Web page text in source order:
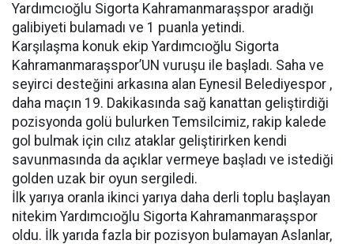
Yardımcıoğlu Sigorta Kahramanmaraşspor aradığı
galibiyeti bulamadı ve 1 puanla yetindi.
Karşılaşma konuk ekip Yardımcıoğlu Sigorta
Kahramanmaraşspor’UN vuruşu ile başladı. Saha ve
seyirci desteğini arkasına alan Eynesil Belediyespor ,
daha maçın 19. Dakikasında sağ kanattan geliştirdiği
pozisyonda golü bulurken Temsilcimiz, rakip kalede
gol bulmak için cılız ataklar geliştirirken kendi
savunmasında da açıklar vermeye başladı ve istediği
golden uzak bir oyun sergiledi.
İlk yarıya oranla ikinci yarıya daha derli toplu başlayan
nitekim Yardımcıoğlu Sigorta Kahramanmaraşspor
oldu. İlk yarıda fazla bir pozisyon bulamayan Aslanlar,